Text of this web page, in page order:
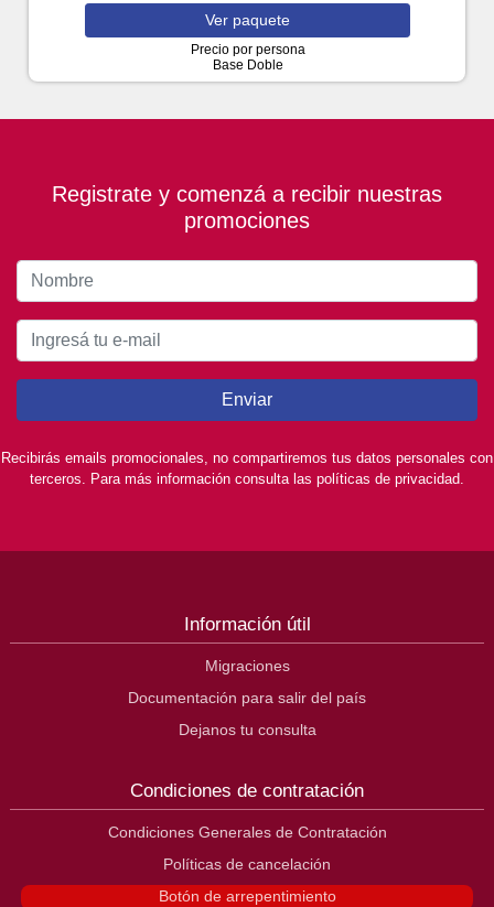
Ver paquete
Precio por persona
Base Doble
Registrate y comenzá a recibir nuestras
promociones
Enviar
Recibirás emails promocionales, no compartiremos tus datos personales con
terceros. Para más información consulta las políticas de privacidad.
Información útil
Migraciones
Documentación para salir del país
Dejanos tu consulta
Condiciones de contratación
Condiciones Generales de Contratación
Políticas de cancelación
Botón de arrepentimiento